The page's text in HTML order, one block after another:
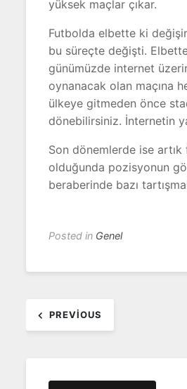
yüksek maçlar çıkar.
Futbolda elbette ki
bu süreçte değişti.
günümüzde internet
oynanacak olan maçına
ülkeye gitmeden önce
dönebilirsiniz. İnternetin
Son dönemlerde ise
olduğunda pozisyonun
beraberinde bazı
Posted in Genel
dolaşımı
PREVIOUS